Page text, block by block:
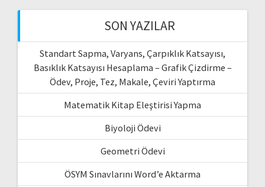
SON YAZILAR
Standart Sapma, Varyans, Çarpıklık Katsayısı,
Basıklık Katsayısı Hesaplama – Grafik Çizdirme –
Ödev, Proje, Tez, Makale, Çeviri Yaptırma
Matematik Kitap Eleştirisi Yapma
Biyoloji Ödevi
Geometri Ödevi
ÖSYM Sınavlarını Word’e Aktarma